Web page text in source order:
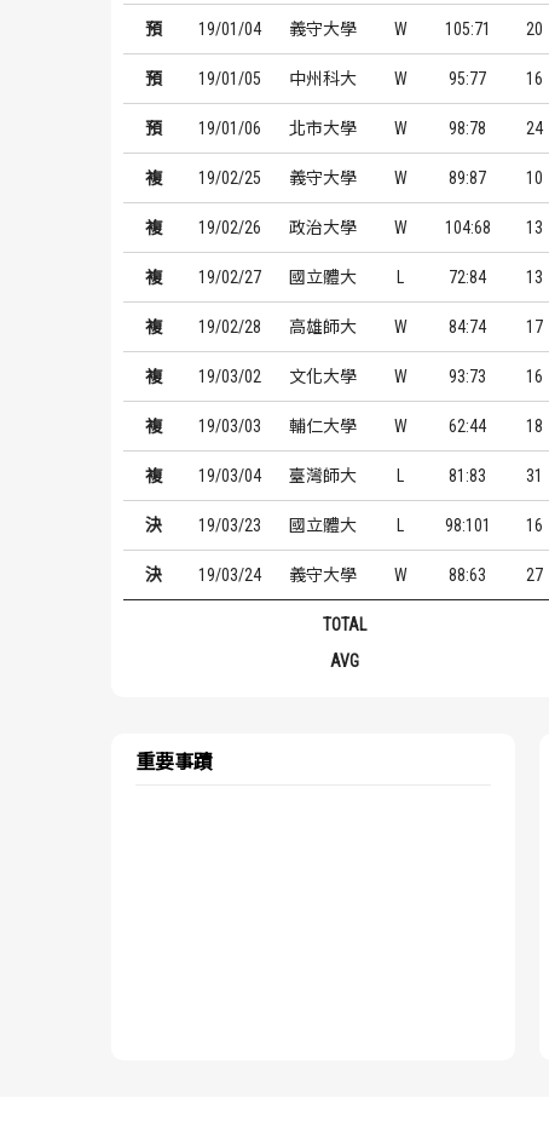
預 19/01/04 義守大學 W 105:71 20
預 19/01/05 中州科大 W 95:77 16
預 19/01/06 北市大學 W 98:78 24
複 19/02/25 義守大學 W 89:87 10
複 19/02/26 政治大學 W 104:68 13
複 19/02/27 國立體大 72:84 13
複 19/02/28 高雄師大 W 84:74 17
複 19/03/02 文化大學 W 93:73 16
複 19/03/03 輔仁大學 W 62:44 18
複 19/03/04 臺灣師大 81:83 31
決 19/03/23 國立體大 98:101 16
決 19/03/24 義守大學 W 88:63 27
TOTAL
AVG
重要事蹟